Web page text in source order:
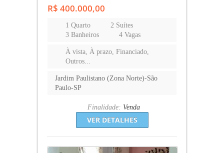
R$ 400.000,00
1 Quarto
2 Suítes
3 Banheiros
4 Vagas
À vista, À prazo, Financiado,
Outros...
Jardim Paulistano (Zona Norte)-São
Paulo-SP
Finalidade: Venda
VER DETALHES